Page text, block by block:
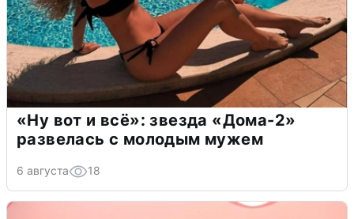
«Ну вот и всё»: звезда «Дома-2»
развелась с молодым мужем
6 августа 18